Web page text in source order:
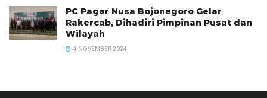
PC Pagar Nusa Bojonegoro Gelar
Rakercab, Dihadiri Pimpinan Pusat dan
Wilayah
4 NOVEMBER 2024